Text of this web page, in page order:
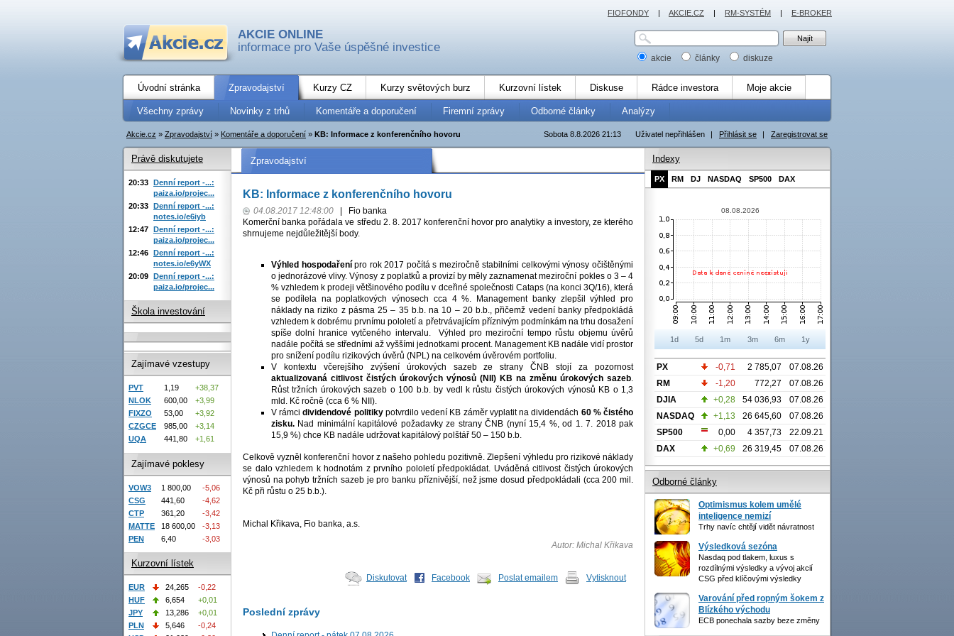
AKCIE ONLINE
informace pro Vaše úspěšné investice
akcie články diskuze
Úvodní stránka Zpravodajství Kurzy CZ Kurzy světových burz Kurzovní lístek Diskuse Rádce investora Moje akcie
Všechny zprávy Novinky z trhů Komentáře a doporučení Firemní zprávy Odborné články Analýzy
Uživatel nepřihlášen | Přihlásit se | Zaregistrovat se
Sobota 8.8.2026 21:13
Akcie.cz » Zpravodajství » Komentáře a doporučení » KB: Informace z konferenčního hovoru
Zpravodajství
KB: Informace z konferenčního hovoru
04.08.2017 12:48:00
Fio banka
Komerční banka pořádala ve středu 2. 8. 2017 konferenční hovor pro analytiky a investory, ze kterého
shrnujeme nejdůležitější body.
Výhled hospodařenípro rok 2017 počítá s meziročně stabilními celkovými výnosy očištěnými
o jednorázové vlivy. Výnosy z poplatků a provizí by měly zaznamenat meziroční pokles o 3 – 4
% vzhledem k prodeji většinového podílu v dceřiné společnosti Cataps (na konci 3Q/16), která
se podílela na poplatkových výnosech cca 4 %. Management banky zlepšil výhled pro
náklady na riziko z pásma 25 – 35 b.b. na 10 – 20 b.b., přičemž vedení banky předpokládá
vzhledem k dobrému prvnímu pololetí a přetrvávajícím příznivým podmínkám na trhu dosažení
spíše dolní hranice vytčeného intervalu. Výhled pro meziroční tempo růstu objemu úvěrů
nadále počítá se středními až vyššími jednotkami procent. Management KB nadále vidí prostor
pro snížení podílu rizikových úvěrů (NPL) na celkovém úvěrovém portfoliu.
V kontextu včerejšího zvýšení úrokových sazeb ze strany ČNB stojí za pozornost
aktualizovaná citlivost čistých úrokových výnosů (NII) KB na změnu úrokových sazeb.
Růst tržních úrokových sazeb o 100 b.b. by vedl k růstu čistých úrokových výnosů KB o 1,3
mld. Kč ročně (cca 6 % NII).
V rámci dividendové politiky potvrdilo vedení KB záměr vyplatit na dividendách 60 % čistého
zisku. Nad minimální kapitálové požadavky ze strany ČNB (nyní 15,4 %, od 1. 7. 2018 pak
15,9 %) chce KB nadále udržovat kapitálový polštář 50 – 150 b.b.
Celkově vyzněl konferenční hovor z našeho pohledu pozitivně. Zlepšení výhledu pro rizikové náklady
se dalo vzhledem k hodnotám z prvního pololetí předpokládat. Uváděná citlivost čistých úrokových
výnosů na pohyb tržních sazeb je pro banku příznivější, než jsme dosud předpokládali (cca 200 mil.
Kč při růstu o 25 b.b.).
Michal Křikava, Fio banka, a.s.
Autor: Michal Křikava
Diskutovat Facebook Poslat emailem Vytisknout
Poslední zprávy
Právě diskutujete
20:33 Denní report -...:
paiza.io/projec...
20:33 Denní report -...:
notes.io/e6iyb
12:47 Denní report -...:
paiza.io/projec...
12:46 Denní report -...:
notes.io/e6yWX
20:09 Denní report -...:
paiza.io/projec...
Škola investování
Zajímavé vzestupy
PVT 1,19
+38,37
NLOK
600,00
+3,99
FIXZO
53,00
+3,92
CZGCE
985,00
+3,14
UQA
441,80 +1,61
Zajímavé poklesy
VOW3 1 800,00
-5,06
CSG
441,60
-4,62
CTP
361,20
-3,42
MATTE
18 600,00
-3,13
PEN
6,40 -3,03
Kurzovní lístek
EUR 24,265
-0,22
HUF
6,654
+0,01
JPY
13,286
+0,01
PLN
5,646
-0,24
Indexy
PX RM DJ NASDAQ SP500 DAX
08.08.2026
1d 5d 1m 3m 6m 1y
PX -0,71 2 785,07
07.08.26
RM
-1,20 772,27
07.08.26
DJIA
+0,28 54 036,93
07.08.26
NASDAQ
+1,13 26 645,60
07.08.26
SP500
0,00 4 357,73
22.09.21
DAX
+0,69 26 319,45 07.08.26
Odborné články
Optimismus kolem umělé
inteligence nemizí
Trhy navíc chtějí vidět návratnost
Výsledková sezóna
Nasdaq pod tlakem, luxus s
rozdílnými výsledky a vývoj akcií
CSG před klíčovými výsledky
Varování před ropným šokem z
Blízkého východu
ECB ponechala sazby beze změny
FIOFONDY | AKCIE.CZ | RM-SYSTÉM | E-BROKER